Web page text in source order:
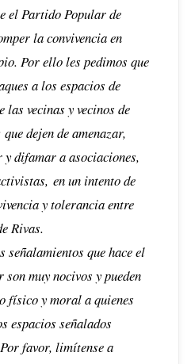
el Partido Popular de
la convivencia en
Por ello les pedimos que
a los espacios de
vecinas y vecinos de
dejen de amenazar,
difamar a asociaciones,
en un intento de
y tolerancia entre
Rivas.
señalamientos que hace el
muy nocivos y pueden
físico y moral a quienes
espacios señalados
favor, limítense a